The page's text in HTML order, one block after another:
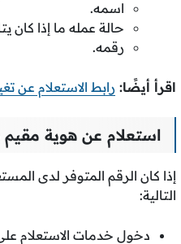
اسمه.
حالة عمله ما إذا كان
رقمه.
اقرأ أيضًا: رابط الاستعلام عن
استعلام عن هوية مقيم
إذا كان الرقم المتوفر لدى
التالية:
دخول خدمات الاستعلام على